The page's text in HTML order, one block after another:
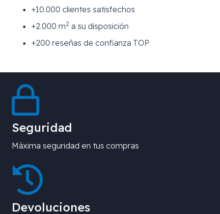
+10.000 clientes satisfechos
+2.000 m2 a su disposición
+200 reseñas de confianza TOP
Seguridad
Máxima seguridad en tus compras
Devoluciones